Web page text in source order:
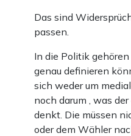
Das sind
passen.
In die Politik
genau definieren
sich weder um
noch darum , was
denkt. Die müssen
oder dem Wähler